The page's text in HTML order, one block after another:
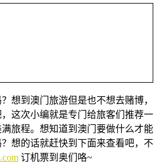
想到澳门旅游但是也不想去赌博，
这次小编就是专门给旅客们推荐一
旅程。想知道到澳门要做什么才能
想的话就赶快到下面来查看吧，不
订机票到奥们咯~